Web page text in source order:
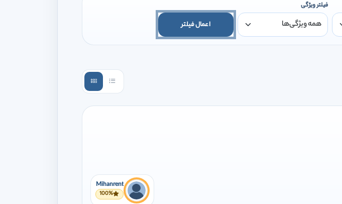
فیلتر ویژگی
اعمال فیلتر
Mihanrent
100%